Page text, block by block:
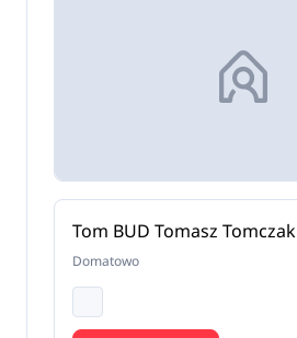
Tom BUD Tomasz Tomczak
Domatowo